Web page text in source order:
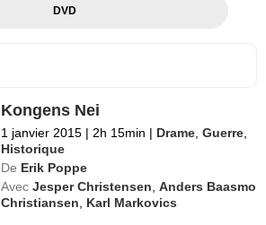
DVD
Kongens Nei
1 janvier 2015 | 2h 15min | Drame ,Guerre
Historique
De Erik Poppe
Avec Jesper Christensen ,Anders Baasmo
Christiansen
Karl Markovics